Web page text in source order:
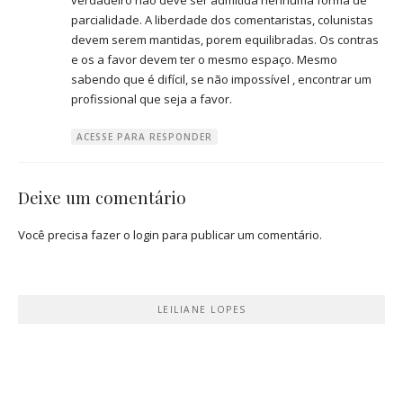
parcialidade. A liberdade dos comentaristas, colunistas
devem serem mantidas, porem equilibradas. Os contras
e os a favor devem ter o mesmo espaço. Mesmo
sabendo que é difícil, se não impossível , encontrar um
profissional que seja a favor.
ACESSE PARA RESPONDER
Deixe um comentário
Você precisa fazer o login para publicar um comentário.
LEILIANE LOPES